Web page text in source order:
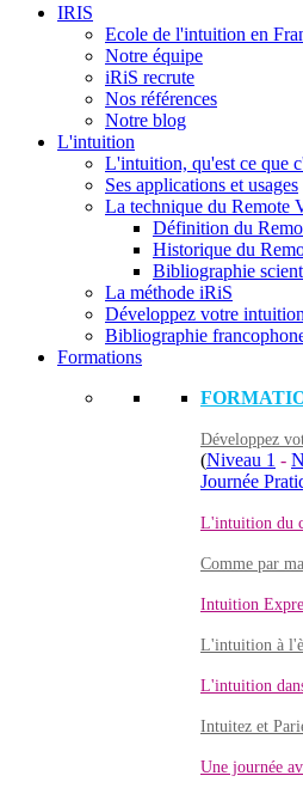
IRIS
Ecole de l'intuition en
Notre équipe
iRiS recrute
Nos références
Notre blog
L'intuition
L'intuition, qu'est ce que
Ses applications et usages
La technique du Remote
Définition du
Historique du
Bibliographie
La méthode iRiS
Développez votre
Bibliographie
Formations
Développez
(Niveau 1 -
Journée
L'intuition du
Comme par
Intuition
L'intuition à
L'intuition
Intuitez et
Une journée